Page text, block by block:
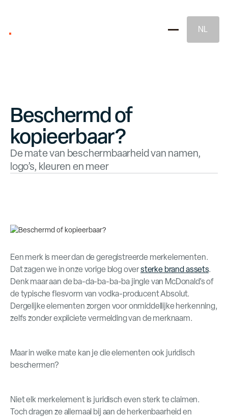
Merkstrategie
NL
Beschermd of
kopieerbaar?
De mate van beschermbaarheid van namen,
logo’s, kleuren en meer
Een merk is meer dan de geregistreerde merkelementen.
Dat zagen we in onze vorige blog oversterke brand assets.
Denk maar aan de ba-da-ba-ba-ba jingle van McDonald’s of
de typische flesvorm van vodka-producent Absolut.
Dergelijke elementen zorgen voor onmiddellijke herkenning,
zelfs zonder expliciete vermelding van de merknaam.
Maar in welke mate kan je die elementen ook juridisch
beschermen?
Niet elk merkelement is juridisch even sterk te claimen.
Toch dragen ze allemaal bij aan de herkenbaarheid en